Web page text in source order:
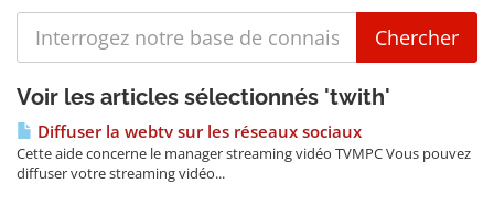
Voir les articles sélectionnés 'twith'
Diffuser la webtv sur les réseaux sociaux
Cette aide concerne le manager streaming vidéo TVMPC Vous pouvez
diffuser votre streaming vidéo...